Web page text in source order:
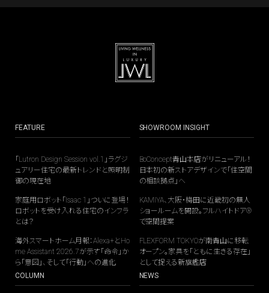
FEATURE
「Lutron Design Session vol.1」ラグジ
ュアリー住宅の最新トレンドと照明制
御の現在地
家庭用ロボット「Isaac 1」ついに登場！
ロボットを受け入れる住宅のインフラ
とは？
海外スマートホーム月報：Alexa+とHo
me Assistant 2026.7が示す「命令」か
ら「意図」、そして「行動」への進化
SHOWROOM INSIGHT
BoConcept青山本店がリニューアル！
日本初の新ストアデザインで「住空間
の相談拠点」へ
KAMIYA、大阪・梅田に近畿初の無人
ショールームを開設。フルハイトドア®
で空間提案
FLEXFORM TOKYOが南青山に移転
オープン。家具を「ともに生きる存在」
として捉える新旗艦店
COLUMN
NEWS